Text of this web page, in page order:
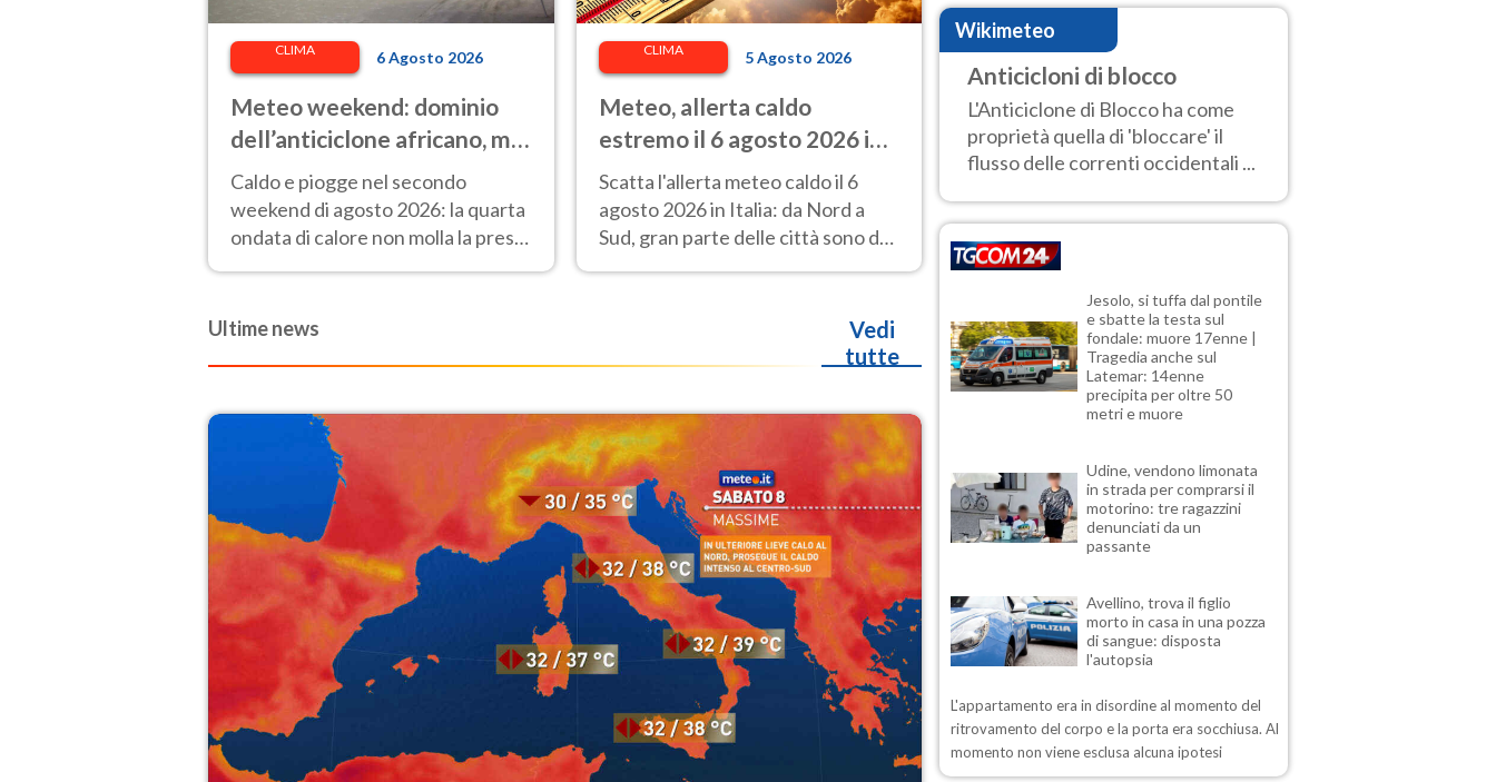
CLIMA 6 Agosto 2026
Meteo weekend: dominio
dell’anticiclone africano, ma
attenzione ai temporali
intensi. Le previsioni
Caldo e piogge nel secondo
weekend di agosto 2026: la quarta
ondata di calore non molla la presa,
CLIMA 5 Agosto 2026
Meteo, allerta caldo
estremo il 6 agosto 2026 in
27 città: Italia da bollino
rosso
Scatta l'allerta meteo caldo il 6
agosto 2026 in Italia: da Nord a
Sud, gran parte delle città sono da
Ultime news
Vedi
tutte
tregua e durerà fino Ferragosto
Wikimeteo
Anticicloni di blocco
L'Anticiclone di Blocco ha come
proprietà quella di 'bloccare' il
flusso delle correnti occidentali ...
Jesolo, si tuffa dal pontile
e sbatte la testa sul
fondale: muore 17enne |
Tragedia anche sul
Latemar: 14enne
precipita per oltre 50
metri e muore
Udine, vendono limonata
in strada per comprarsi il
motorino: tre ragazzini
denunciati da un
passante
Avellino, trova il figlio
morto in casa in una pozza
di sangue: disposta
l'autopsia
L'appartamento era in disordine al momento del
ritrovamento del corpo e la porta era socchiusa. Al
momento non viene esclusa alcuna ipotesi